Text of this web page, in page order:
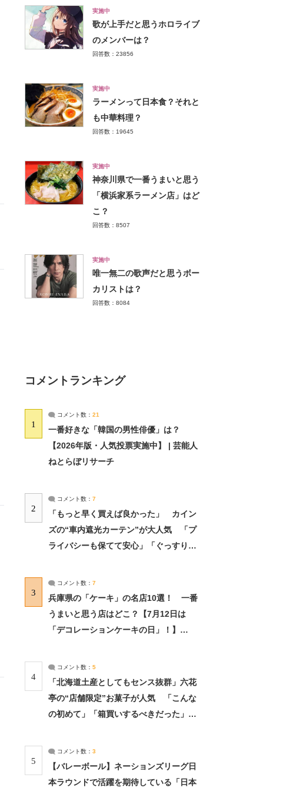
実施中
歌が上手だと思うホロライブ
のメンバーは？
回答数：23856
実施中
ラーメンって日本食？それと
も中華料理？
回答数：19645
実施中
神奈川県で一番うまいと思う
「横浜家系ラーメン店」はど
こ？
回答数：8507
実施中
唯一無二の歌声だと思うボー
カリストは？
回答数：8084
コメントランキング
1
コメント数： 21
一番好きな「韓国の男性俳優」は？
【2026年版・人気投票実施中】 | 芸能人
ねとらぼリサーチ
2
コメント数： 7
「もっと早く買えば良かった」 カイン
ズの“車内遮光カーテン”が大人気 「プ
ライバシーも保てて安心」「ぐっすり眠
3
コメント数： 7
兵庫県の「ケーキ」の名店10選！ 一番
うまいと思う店はどこ？【7月12日は
「デコレーションケーキの日」！】
4
コメント数： 5
「北海道土産としてもセンス抜群」六花
亭の“店舗限定”お菓子が人気 「こんな
の初めて」「箱買いするべきだった」
5
コメント数： 3
【バレーボール】ネーションズリーグ日
本ラウンドで活躍を期待している「日本